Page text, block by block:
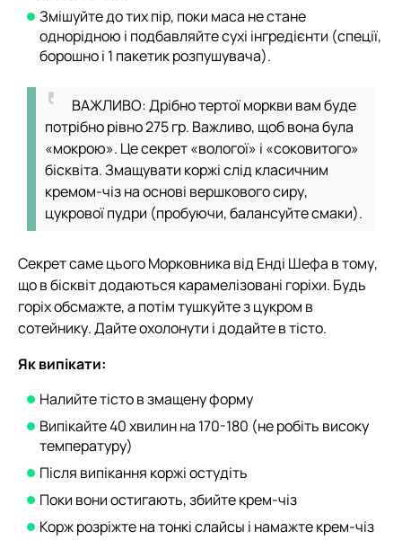
Змішуйте до тих пір, поки маса не стане
однорідною і подбавляйте сухі інгредієнти (спеції,
борошно і 1 пакетик розпушувача).
ВАЖЛИВО: Дрібно тертої моркви вам буде
потрібно рівно 275 гр. Важливо, щоб вона була
«мокрою». Це секрет «вологої» і «соковитого»
бісквіта. Змащувати коржі слід класичним
кремом-чіз на основі вершкового сиру,
цукрової пудри (пробуючи, балансуйте смаки).
Секрет саме цього Морковника від Енді Шефа в тому,
що в бісквіт додаються карамелізовані горіхи. Будь
горіх обсмажте, а потім тушкуйте з цукром в
сотейнику. Дайте охолонути і додайте в тісто.
Як випікати:
Налийте тісто в змащену форму
Випікайте 40 хвилин на 170-180 (не робіть високу
температуру)
Після випікання коржі остудіть
Поки вони остигають, збийте крем-чіз
Корж розріжте на тонкі слайсы і намажте крем-чіз